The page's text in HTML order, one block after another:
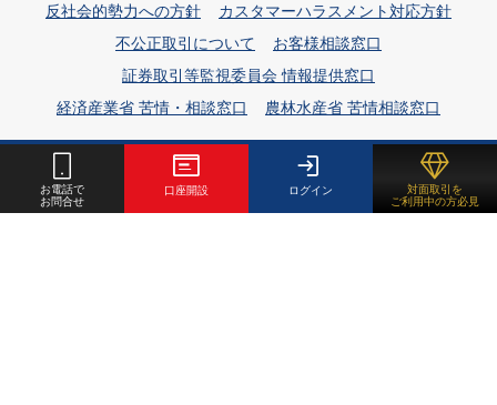
反社会的勢力への方針
カスタマーハラスメント対応方針
不公正取引について
お客様相談窓口
証券取引等監視委員会 情報提供窓口
経済産業省 苦情・相談窓口
農林水産省 苦情相談窓口
初めての方へ サービスガイド
取引・情報ツール
マーケット情報
よくある質問
会社案内
お電話で
お問合せ
口座開設 ログイン
対面取引を
ご利用中の方必見